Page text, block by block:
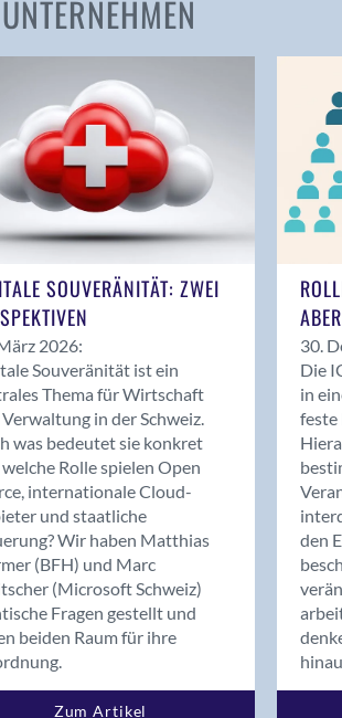
Andelfingen
Balsthal
Balzers
Bassersdorf
Benken (SG)
Bergdietikon
Bern -
SOUVERÄNITÄT: ZWEI
2026:
Souveränität ist ein
Thema für Wirtschaft
in der Schweiz.
was bedeutet sie konkret
Rolle spielen Open
internationale Cloud-
und staatliche
Wir haben Matthias
(BFH) und Marc
(Microsoft Schweiz)
Fragen gestellt und
beiden Raum für ihre
Zum Artikel
30.
Die
in
feste
den